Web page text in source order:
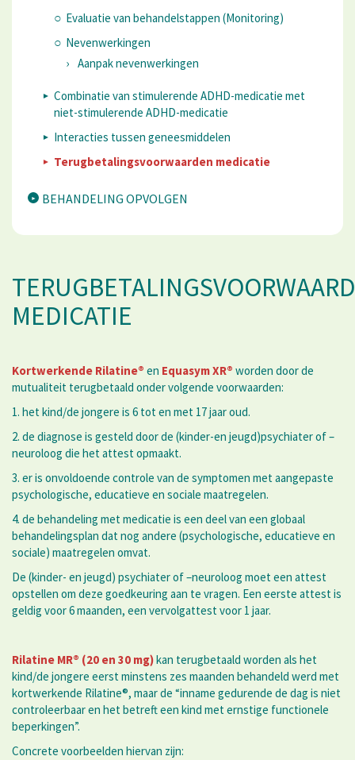
Evaluatie van behandelstappen (Monitoring)
Nevenwerkingen
Aanpak nevenwerkingen
​Combinatie van stimulerende ADHD-medicatie met
niet-stimulerende ADHD-medicatie
Interacties tussen geneesmiddelen
Terugbetalingsvoorwaarden medicatie
BEHANDELING OPVOLGEN
MEDICATIE
Kortwerkende Rilatine® en Equasym XR® worden door de
mutualiteit terugbetaald onder volgende voorwaarden:
1. het kind/de jongere is 6 tot en met 17 jaar oud.
2. de diagnose is gesteld door de (kinder-en jeugd)psychiater of –
neuroloog die het attest opmaakt.
3. er is onvoldoende controle van de symptomen met aangepaste
psychologische, educatieve en sociale maatregelen.
4. de behandeling met medicatie is een deel van een globaal
behandelingsplan dat nog andere (psychologische, educatieve en
sociale) maatregelen omvat.
De (kinder- en jeugd) psychiater of –neuroloog moet een attest
opstellen om deze goedkeuring aan te vragen. Een eerste attest is
geldig voor 6 maanden, een vervolgattest voor 1 jaar.
Rilatine MR® (20 en 30 mg)kan terugbetaald worden als het
kind/de jongere eerst minstens zes maanden behandeld werd met
kortwerkende Rilatine®, maar de “inname gedurende de dag is niet
controleerbaar en het betreft een kind met ernstige functionele
beperkingen”.
Concrete voorbeelden hiervan zijn: